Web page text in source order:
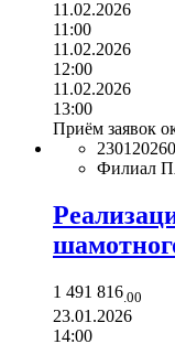
11.02.2026
11:00
11.02.2026
12:00
11.02.2026
13:00
Приём заявок
Филиал
1 491 816 .00
23.01.2026
14:00